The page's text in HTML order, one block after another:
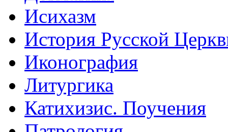
Исихазм
История Русской
Иконография
Литургика
Катихизис. Поучения